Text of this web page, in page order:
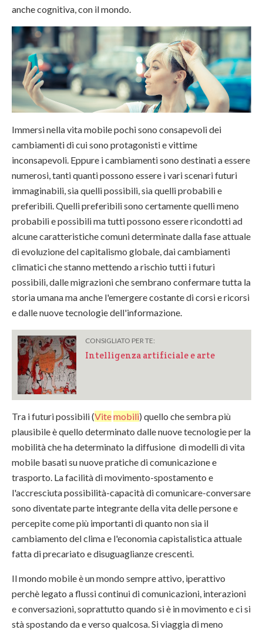
anche cognitiva, con il mondo.
Immersi nella vita mobile pochi sono consapevoli dei
cambiamenti di cui sono protagonisti e vittime
inconsapevoli. Eppure i cambiamenti sono destinati a essere
numerosi, tanti quanti possono essere i vari scenari futuri
immaginabili, sia quelli possibili, sia quelli probabili e
preferibili. Quelli preferibili sono certamente quelli meno
probabili e possibili ma tutti possono essere ricondotti ad
alcune caratteristiche comuni determinate dalla fase attuale
di evoluzione del capitalismo globale, dai cambiamenti
climatici che stanno mettendo a rischio tutti i futuri
possibili, dalle migrazioni che sembrano confermare tutta la
storia umana ma anche l'emergere costante di corsi e ricorsi
e dalle nuove tecnologie dell'informazione.
CONSIGLIATO PER TE:
Intelligenza artificiale e arte
Tra i futuri possibili (Vitemobili) quello che sembra più
plausibile è quello determinato dalle nuove tecnologie per la
mobilità che ha determinato la diffusione di modelli di vita
mobile basati su nuove pratiche di comunicazione e
trasporto. La facilità di movimento-spostamento e
l'accresciuta possibilità-capacità di comunicare-conversare
sono diventate parte integrante della vita delle persone e
percepite come più importanti di quanto non sia il
cambiamento del clima e l'economia capistalistica attuale
fatta di precariato e disuguaglianze crescenti.
Il mondo mobile è un mondo sempre attivo, iperattivo
perchè legato a flussi continui di comunicazioni, interazioni
e conversazioni, soprattutto quando si è in movimento e ci si
stà spostando da e verso qualcosa. Si viaggia di meno